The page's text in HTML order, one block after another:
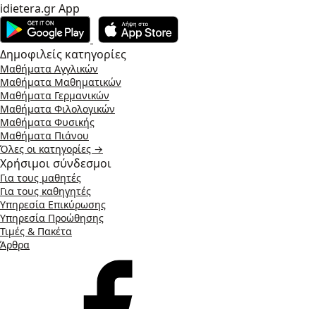
idietera.gr App
Δημοφιλείς κατηγορίες
Μαθήματα Αγγλικών
Μαθήματα Μαθηματικών
Μαθήματα Γερμανικών
Μαθήματα Φιλολογικών
Μαθήματα Φυσικής
Μαθήματα Πιάνου
Όλες οι κατηγορίες →
Χρήσιμοι σύνδεσμοι
Για τους μαθητές
Για τους καθηγητές
Υπηρεσία Επικύρωσης
Υπηρεσία Προώθησης
Τιμές & Πακέτα
Άρθρα